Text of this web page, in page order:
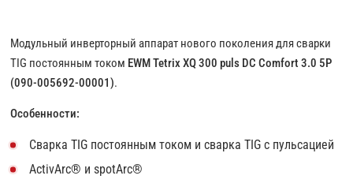
Модульный инверторный аппарат нового поколения для сварки
ТIG постоянным током EWM Tetrix XQ 300 puls DC Comfort 3.0 5P
(090-005692-00001).
Особенности:
Сварка TIG постоянным током и сварка TIG с пульсацией
ActivArc® и spotArc®